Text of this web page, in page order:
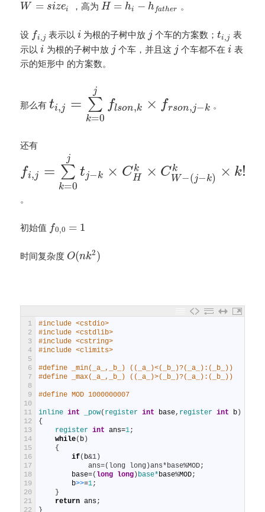
W = sizei ，高为 H = hi − hfather 。
设 fi,j表示以 i 为根的子树中放 j 个车的方案数；ti,j 表
示以i 为根的子树中放 j 个车，并且这 j 个车都不在i 表
示的矩形中 的方案数。
那么有ti,j = ∑
k=0
j
flson,k × frson,j−k 。
还有
fi,j = ∑
k=0
j
tj−k × Ck
H
× Ck
W−(j−k) × k!
。
初始值 f0,0 = 1
时间复杂度 O(nk2)
1
2
3
4
5
6
7
8
9
10
11
12
13
14
15
16
17
18
19
20
21
22
#include <cstdio>
#include <cstdlib>
#include <cstring>
#include <climits>
#define _min(_a_,_b_) ((_a_)<(_b_)?(_a_):(_b_))
#define _max(_a_,_b_) ((_a_)>(_b_)?(_a_):(_b_))
#define MOD 1000000007
inline int _pow( register int base, register int b )
{
register int ans=1;
while( b )
{
if( b&1)
ans=(long long)ans*base%MOD;
base=( long long )base*base%MOD;
b>>=1;
}
return ans;
}